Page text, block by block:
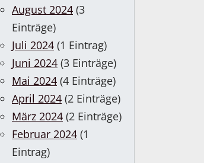
August 2024 (3
Einträge)
Juli 2024 (1 Eintrag)
Juni 2024 (3 Einträge)
Mai 2024 (4 Einträge)
April 2024 (2 Einträge)
März 2024 (2 Einträge)
Februar 2024 (1
Eintrag)